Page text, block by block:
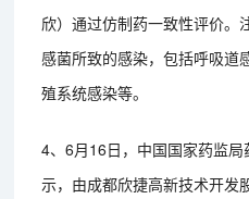
欣）通过仿制药一致性评价。
感菌所致的感染，包括呼吸道
殖系统感染等。
4、6月16日，中国国家药监
示，由成都欣捷高新技术开发